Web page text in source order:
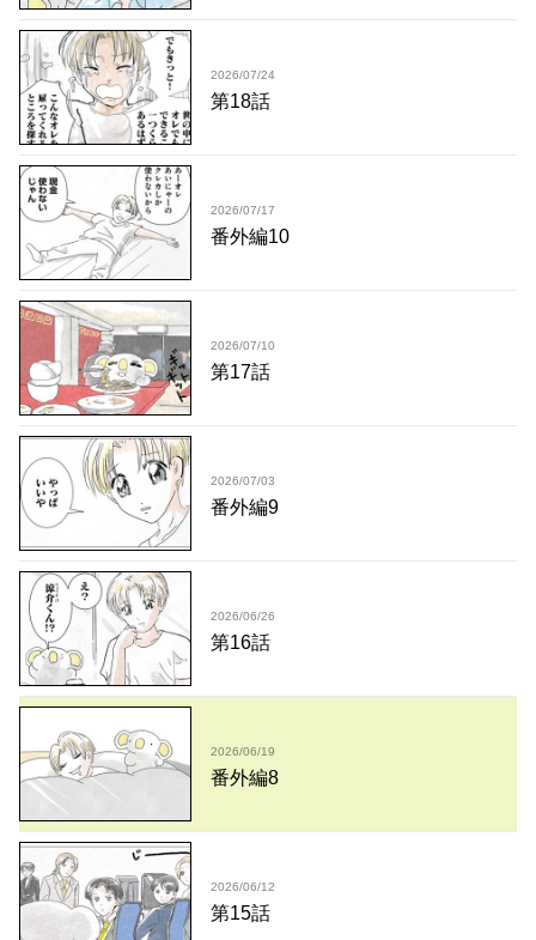
2026/07/24
第18話
2026/07/17
番外編10
2026/07/10
第17話
2026/07/03
番外編9
2026/06/26
第16話
2026/06/19
番外編8
2026/06/12
第15話